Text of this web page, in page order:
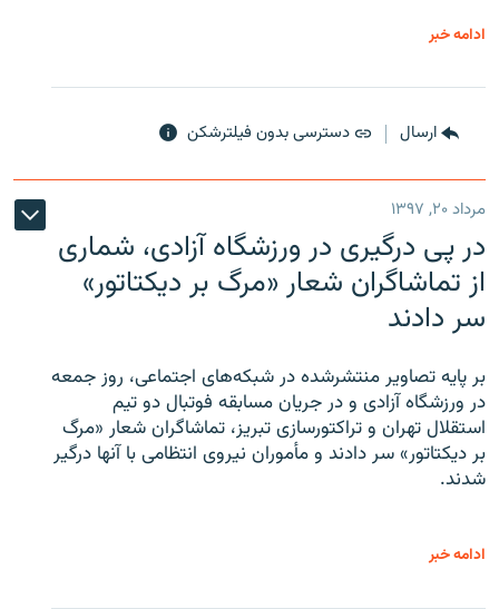
ادامه خبر
ارسال دسترسی بدون فیلترشکن
مرداد ۲۰, ۱۳۹۷
در پی درگیری در ورزشگاه آزادی، شماری
از تماشاگران شعار «مرگ بر دیکتاتور»
سر دادند
بر پایه تصاویر منتشرشده در شبکه‌های اجتماعی، روز جمعه
در ورزشگاه آزادی و در جریان مسابقه فوتبال دو تیم
استقلال تهران و تراکتورسازی تبریز، تماشاگران شعار «مرگ
بر دیکتاتور» سر دادند و مأموران نیروی انتظامی با آنها درگیر
شدند.
ادامه خبر